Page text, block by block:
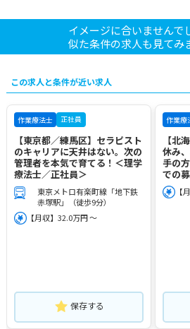
イメージに合いませんで
似た条件の求人も見てみ
この求人と条件が近い求人
作業療法士 正社員
【東京都／練馬区】セラピスト
のキャリアに天井はない。次の
管理者を本気で育てる！＜理学
療法士／正社員＞
東京メトロ有楽町線「地下鉄
赤塚駅」（徒歩9分）
【月収】32.0万円 ～
保存する
作業療
【北
休み
手の
での
【